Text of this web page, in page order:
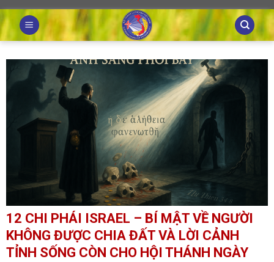
Skip
to
content
12 CHI PHÁI ISRAEL – BÍ MẬT VỀ NGƯỜI
KHÔNG ĐƯỢC CHIA ĐẤT VÀ LỜI CẢNH
TỈNH SỐNG CÒN CHO HỘI THÁNH NGÀY